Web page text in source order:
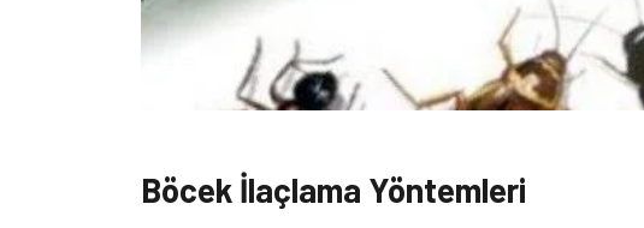
Böcek İlaçlama Yöntemleri